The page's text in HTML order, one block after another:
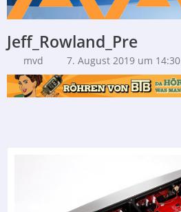
Jeff_Rowland_Pre
mvd 7. August 2019 um 14:30